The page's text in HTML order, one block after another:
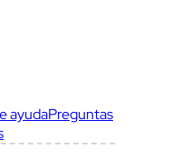
ayudaPreguntas